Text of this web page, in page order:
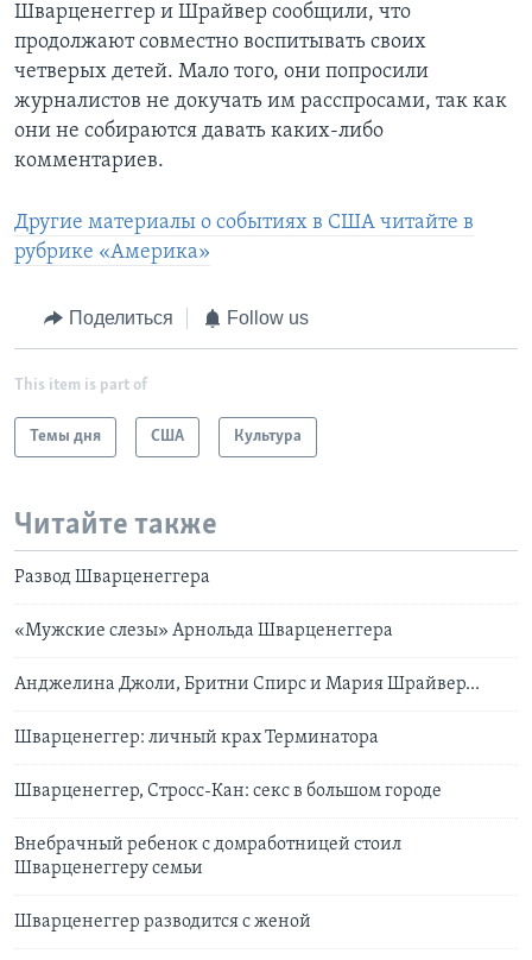
Шварценеггер и Шрайвер сообщили, что
продолжают совместно воспитывать своих
четверых детей. Мало того, они попросили
журналистов не докучать им расспросами, так как
они не собираются давать каких-либо
комментариев.
Другие материалы о событиях в США читайте в
рубрике «Америка»
Поделиться Follow us
This item is part of
Темы дня США Культура
Читайте также
Развод Шварценеггера
«Мужские слезы» Арнольда Шварценеггера
Анджелина Джоли, Бритни Спирс и Мария Шрайвер...
Шварценеггер: личный крах Терминатора
Шварценеггер, Стросс-Кан: секс в большом городе
Внебрачный ребенок с домработницей стоил
Шварценеггеру семьи
Шварценеггер разводится с женой